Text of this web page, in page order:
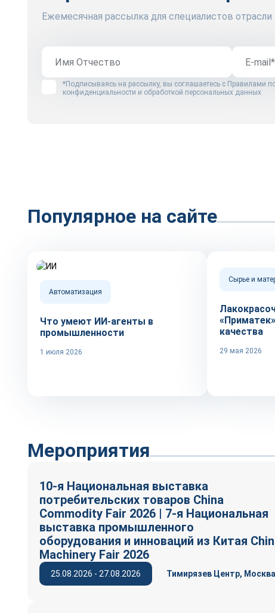
Ежемесячная рассылка для специалистов отрасли
*Подписываясь на рассылку, вы соглашаетесь с Правилами
конфиденциальности и обработкой персональных данных
Популярное на сайте
Автоматизация
Что умеют ИИ-агенты в
промышленности
1 июля 2026
Сырье и
качества
29 мая 2026
Мероприятия
10-я Национальная выставка
потребительских товаров China
Commodity Fair 2026 | 7-я Национальная
выставка промышленного
оборудования и инноваций из Китая
Machinery Fair 2026
25.08.2026 - 27.08.2026 Тимирязев Центр, Москва